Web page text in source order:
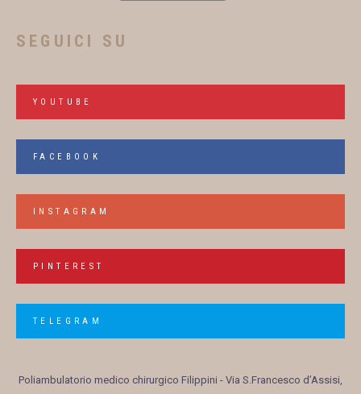
SEGUICI SU
YOUTUBE
FACEBOOK
INSTAGRAM
PINTEREST
TELEGRAM
Poliambulatorio medico chirurgico Filippini - Via S.Francesco d’Assisi,